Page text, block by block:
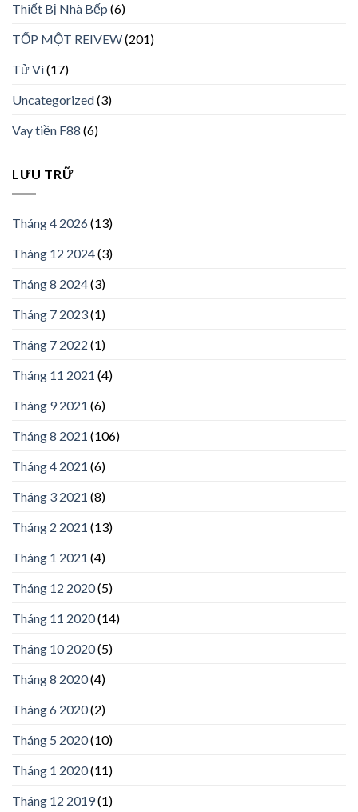
Thiết Bị Nhà Bếp (6)
TỐP MỘT REIVEW(201)
Tử Vi(17)
Uncategorized(3)
Vay tiền F88 (6)
LƯU TRỮ
Tháng 4 2026(13)
Tháng 12 2024(3)
Tháng 8 2024(3)
Tháng 7 2023(1)
Tháng 7 2022 (1)
Tháng 11 2021 (4)
Tháng 9 2021 (6)
Tháng 8 2021 (106)
Tháng 4 2021 (6)
Tháng 3 2021 (8)
Tháng 2 2021 (13)
Tháng 1 2021 (4)
Tháng 12 2020(5)
Tháng 11 2020(14)
Tháng 10 2020(5)
Tháng 8 2020(4)
Tháng 6 2020(2)
Tháng 5 2020(10)
Tháng 1 2020(11)
Tháng 12 2019(1)